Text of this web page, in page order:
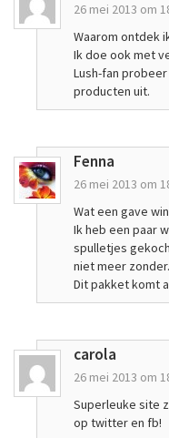
26 mei 2013 om
Waarom ontdek
Ik doe ook met
Lush-fan
producten uit.
Fenna
26 mei 2013 om
Wat een gave
Ik heb een paar
spulletjes
niet meer zonder.
Dit pakket komt
carola
26 mei 2013 om
Superleuke site
op twitter en fb!